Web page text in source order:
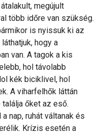
megújult
több időre van szükség.
is nyissuk ki az
hogy a
van. A tagok a kis
hol távolabb
kék biciklivel, hol
A viharfelhők láttán
őket az eső.
nap, ruhát váltanak és
Krízis esetén a